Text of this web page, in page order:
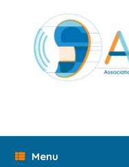
Menu